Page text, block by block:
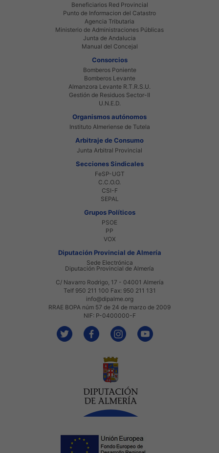
Beneficiarios Red Provincial
Punto de Informacion del Catastro
Agencia Tributaria
Ministerio de Administraciones Públicas
Junta de Andalucia
Manual del Concejal
Consorcios
Bomberos Poniente
Bomberos Levante
Almanzora Levante R.T.R.S.U.
Gestión de Residuos Sector-II
U.N.E.D.
Organismos autónomos
Instituto Almeriense de Tutela
Arbitraje de Consumo
Junta Arbitral Provincial
Secciones Sindicales
FeSP-UGT
C.C.O.O.
CSI-F
SEPAL
Grupos Políticos
PSOE
PP
VOX
Diputación Provincial de Almería
Sede Electrónica
Diputación Provincial de Almería
C/ Navarro Rodrigo, 17 - 04001 Almería
Telf 950 211 100 Fax: 950 211 131
info@dipalme.org
RRAE BOPA núm 57 de 24 de marzo de 2009
NIF: P-0400000-F